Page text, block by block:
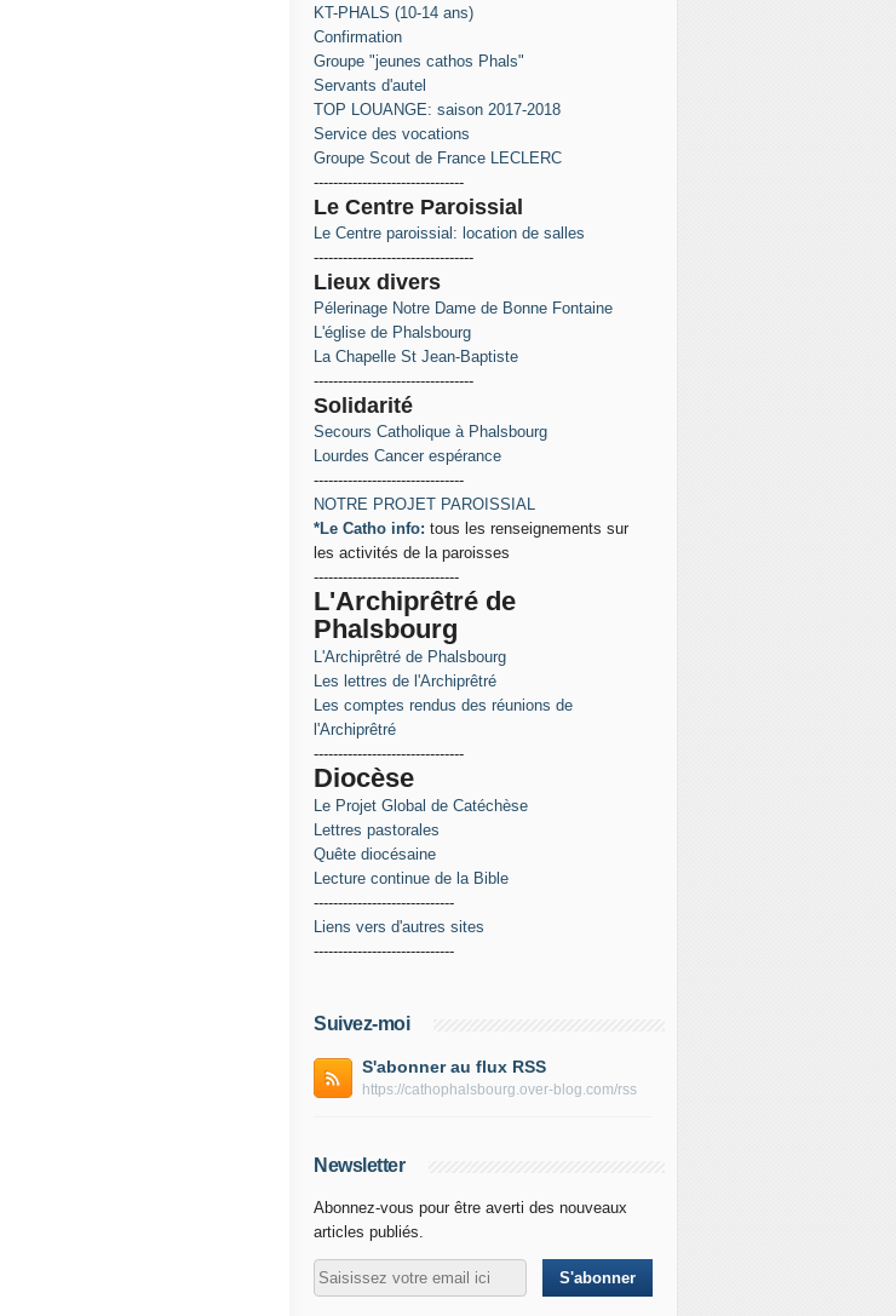
KT-PHALS (10-14 ans)
Confirmation
Groupe "jeunes cathos Phals"
Servants d'autel
TOP LOUANGE: saison 2017-2018
Service des vocations
Groupe Scout de France LECLERC
-------------------------------
Le Centre Paroissial
Le Centre paroissial: location de salles
---------------------------------
Lieux divers
Pélerinage Notre Dame de Bonne Fontaine
L'église de Phalsbourg
La Chapelle St Jean-Baptiste
---------------------------------
Solidarité
Secours Catholique à Phalsbourg
Lourdes Cancer espérance
-------------------------------
NOTRE PROJET PAROISSIAL
*Le Catho info: tous les renseignements sur
les activités de la paroisses
------------------------------
L'Archiprêtré de
Phalsbourg
L'Archiprêtré de Phalsbourg
Les lettres de l'Archiprêtré
Les comptes rendus des réunions de
l'Archiprêtré
-------------------------------
Diocèse
Le Projet Global de Catéchèse
Lettres pastorales
Quête diocésaine
Lecture continue de la Bible
-----------------------------
Liens vers d'autres sites
-----------------------------
Suivez-moi
S'abonner au flux RSS
https://cathophalsbourg.over-blog.com/rss
Newsletter
Abonnez-vous pour être averti des nouveaux
articles publiés.